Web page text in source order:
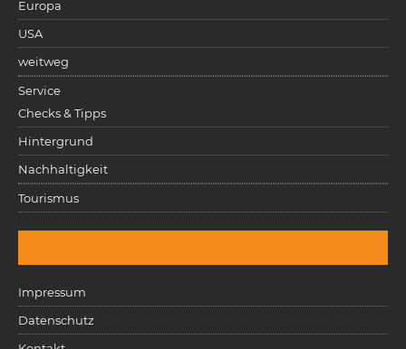
Europa
USA
weitweg
Service
Checks & Tipps
Hintergrund
Nachhaltigkeit
Tourismus
Impressum
Datenschutz